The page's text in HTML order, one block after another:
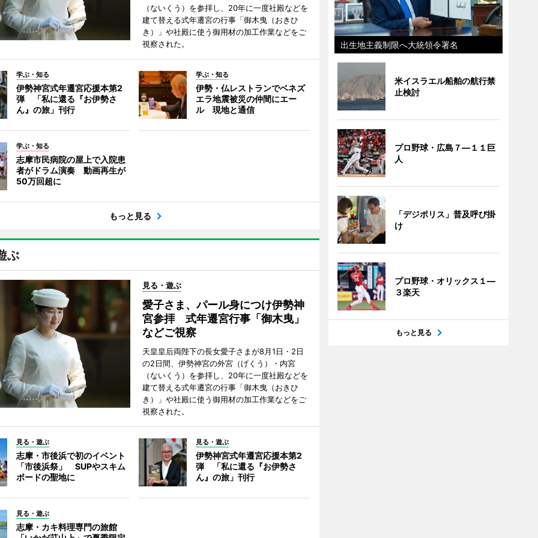
（ないくう）を参拝し、20年に一度社殿などを
建て替える式年遷宮の行事「御木曳（おきひ
き）」や社殿に使う御用材の加工作業などをご
視察された。
学ぶ・知る
伊勢神宮式年遷宮応援本第2
弾 「私に還る『お伊勢さ
ん』の旅」刊行
学ぶ・知る
伊勢・仏レストランでベネズ
エラ地震被災の仲間にエー
ル 現地と通信
学ぶ・知る
志摩市民病院の屋上で入院患
者がドラム演奏 動画再生が
50万回超に
もっと見る
ぶ
見る・遊ぶ
愛子さま、パール身につけ伊勢神
宮参拝 式年遷宮行事「御木曳」
などご視察
天皇皇后両陛下の長女愛子さまが8月1日・2日
の2日間、伊勢神宮の外宮（げくう）・内宮
（ないくう）を参拝し、20年に一度社殿などを
建て替える式年遷宮の行事「御木曳（おきひ
き）」や社殿に使う御用材の加工作業などをご
視察された。
見る・遊ぶ
志摩・市後浜で初のイベント
「市後浜祭」 SUPやスキム
ボードの聖地に
見る・遊ぶ
伊勢神宮式年遷宮応援本第2
弾 「私に還る『お伊勢さ
ん』の旅」刊行
見る・遊ぶ
志摩・カキ料理専門の旅館
出生地主義制限へ大統領令署名
米イスラエル船舶の航行禁
止検討
プロ野球・広島７―１１巨
人
「デジポリス」普及呼び掛
け
プロ野球・オリックス１―
３楽天
もっと見る